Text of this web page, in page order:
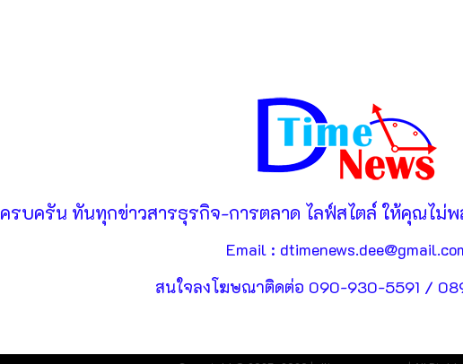
ครบครัน ทันทุกข่าวสารธุรกิจ-การตลาด ไลฟ์สไตล์ ให้คุณไม่พ
Email :
สนใจลงโฆษณาติดต่อ 090-930-5591 /